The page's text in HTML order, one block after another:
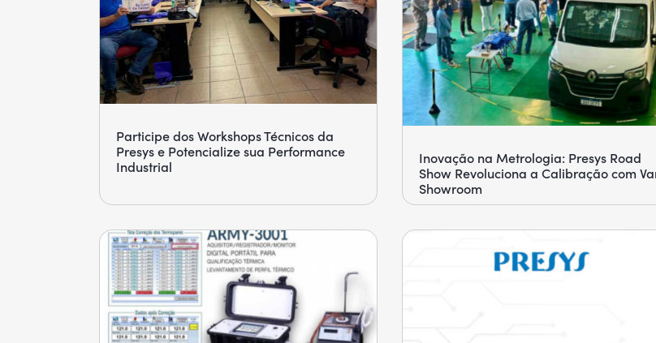
Participe dos Workshops Técnicos da
Presys e Potencialize sua Performance
Industrial
Inovação na Metrologia: Presys Road
Show Revoluciona a Calibração com
Showroom